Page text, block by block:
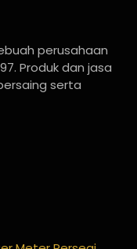
perusahaan
Produk dan jasa
serta